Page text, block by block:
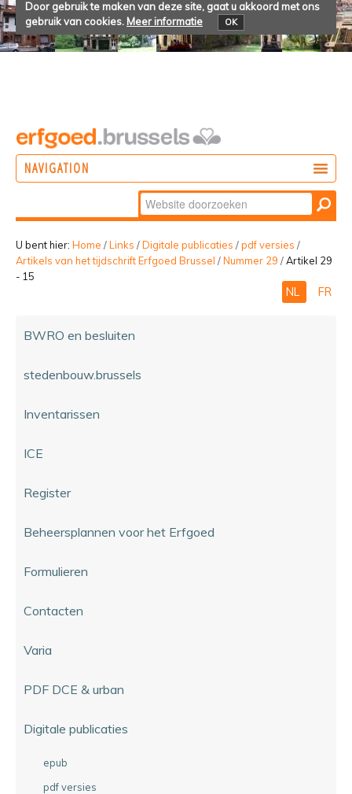
Door gebruik te maken van deze site, gaat u akkoord met ons
gebruik van cookies. Meer informatie OK
NAVIGATION
BELEVEN
Zoek
Geavanceerd
zoeken...
U bent hier: Home /Links /Digitale publicaties /pdf versies /
Artikels van het tijdschrift Erfgoed Brussel /Nummer 29 /Artikel 29
- 15
NL FR
BWRO en besluiten
stedenbouw.brussels
Inventarissen
ICE
Register
Beheersplannen voor het Erfgoed
Formulieren
Contacten
Varia
PDF DCE & urban
Digitale publicaties
epub
pdf versies